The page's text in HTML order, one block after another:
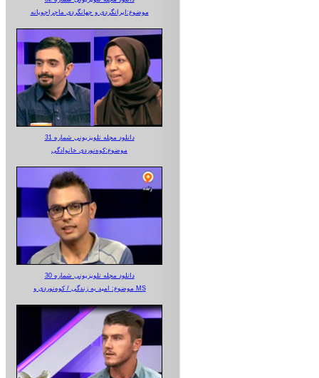
موضوع:ایرانگردی و جهانگردی ماجراجویانه
دانلود مجله تلویزیونی شماره 31
موضوع:کوه‌نوردی خانوادگی
دانلود مجله تلویزیونی شماره 30
موضوع: امید به زندگی / کوه‌نوردی و MS